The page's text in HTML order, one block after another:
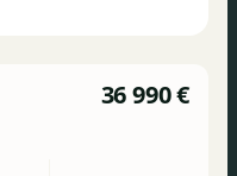
36 990 €